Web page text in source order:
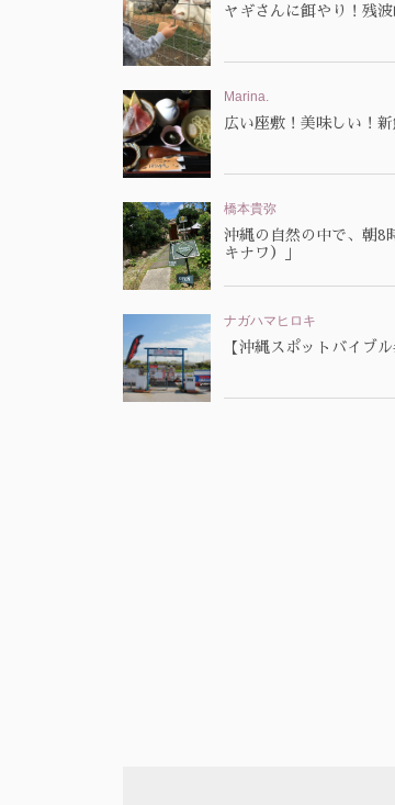
ヤギさんに餌やり！残
Marina.
広い座敷！美味しい！
橋本貴弥
沖縄の自然の中で、朝8
キナワ）」
ナガハマヒロキ
【沖縄スポットバイブ